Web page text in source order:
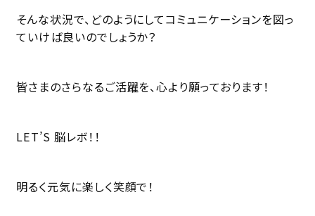
そんな状況で、どのようにしてコミュニケーションを図っ
ていけば良いのでしょうか？
皆さまのさらなるご活躍を、心より願っております！
LET’S 脳レボ！！
明るく元気に楽しく笑顔で！